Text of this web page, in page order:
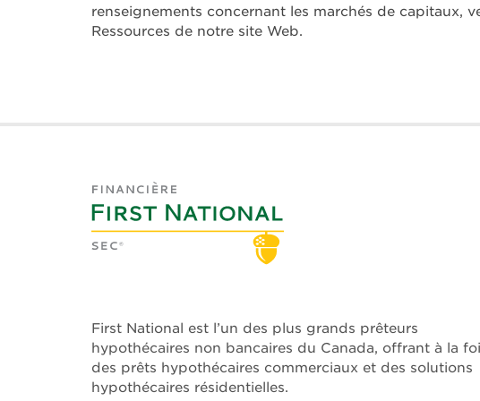
renseignements concernant les marchés de capitaux,
Ressources de notre site Web.
First National est l’un des plus grands prêteurs
hypothécaires non bancaires du Canada, offrant à la
des prêts hypothécaires commerciaux et des solutions
hypothécaires résidentielles.